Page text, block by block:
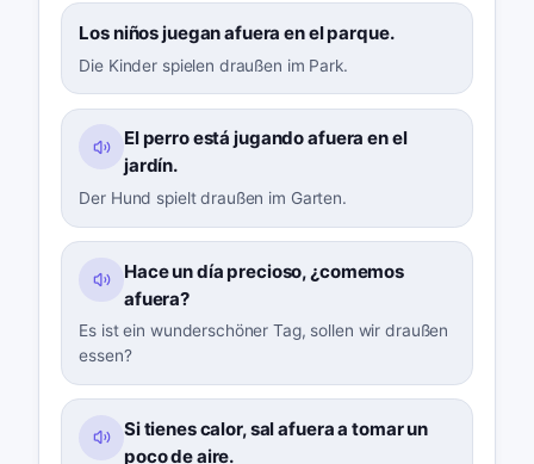
Los niños juegan afuera en el parque.
Die Kinder spielen draußen im Park.
El perro está jugando afuera en el
jardín.
Der Hund spielt draußen im Garten.
Hace un día precioso, ¿comemos
afuera?
Es ist ein wunderschöner Tag, sollen wir draußen
essen?
Si tienes calor, sal afuera a tomar un
poco de aire.